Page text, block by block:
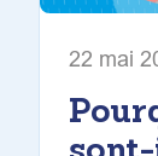
22 mai